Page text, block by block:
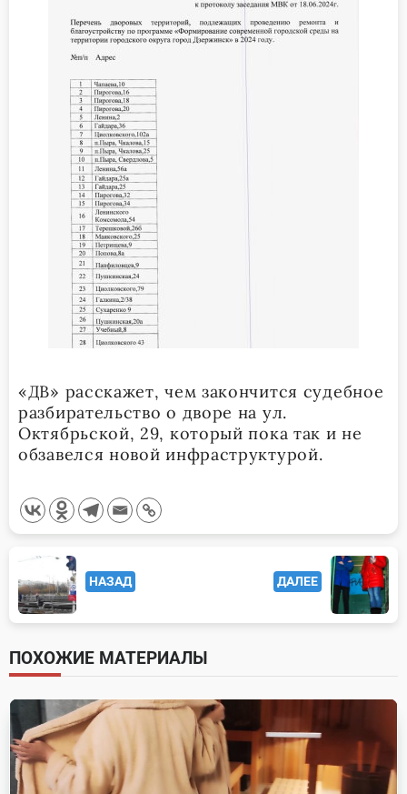
«ДВ» расскажет, чем закончится судебное
разбирательство о дворе на ул.
Октябрьской, 29, который пока так и не
обзавелся новой инфраструктурой.
<span
class="nav-
subtitle
screen-
reader-
text">Page</span>
НАЗАД ДАЛЕЕ
ПОХОЖИЕ МАТЕРИАЛЫ